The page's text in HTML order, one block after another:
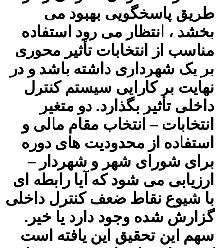
طریق پاسخگویی بهبود می
بخشد ، انتظار می رود استفاده
مناسب از انتخابات تأثیر محوری
بر یک شهرداری داشته باشد و در
نهایت بر کارایی سیستم کنترل
داخلی تأثیر بگذارد. دو متغیر
انتخابات – انتخاب مقام مالی و
استفاده از محدودیت های دوره
برای شورای شهر و شهردار –
ارزیابی می شود که آیا رابطه ای
با شیوع نقاط ضعف کنترل داخلی
گزارش شده وجود دارد یا خیر.
سهم این تحقیق این یافته است